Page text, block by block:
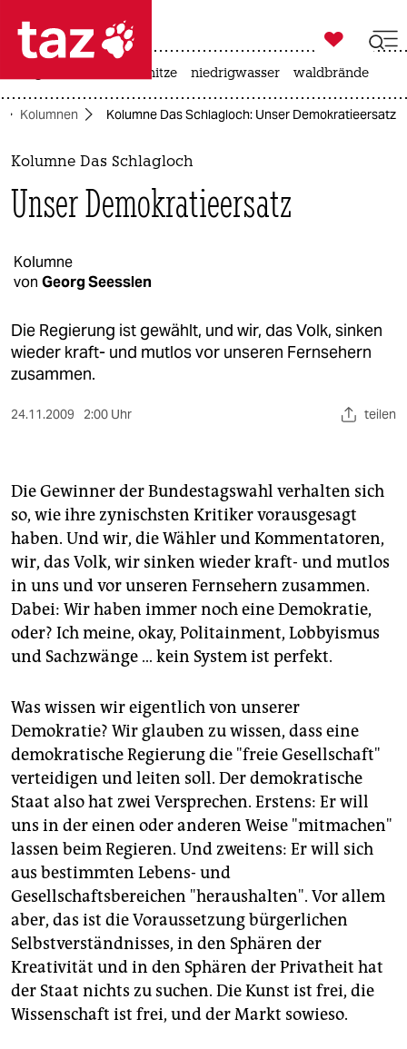
 taz zahl ich
taz zahl ich
themen
politik
gesellschaft
kultur
sport
berlin
wahrheit
verlag
verlag
veranstaltungen
shop
unterstützen
abo
genossenschaft
epaper login

taz zahl ich
hitze niedrigwasser waldbrände
Kolumnen Kolumne Das Schlagloch: Unser Demokratieersatz
Kolumne Das Schlagloch
Unser Demokratieersatz
Kolumne
von Georg Seesslen
Die Regierung ist gewählt, und wir, das Volk, sinken
wieder kraft- und mutlos vor unseren Fernsehern
zusammen.
24.11.2009 2:00 Uhr teilen
Die Gewinner der Bundestagswahl verhalten sich
so, wie ihre zynischsten Kritiker vorausgesagt
haben. Und wir, die Wähler und Kommentatoren,
wir, das Volk, wir sinken wieder kraft- und mutlos
in uns und vor unseren Fernsehern zusammen.
Dabei: Wir haben immer noch eine Demokratie,
oder? Ich meine, okay, Politainment, Lobbyismus
und Sachzwänge … kein System ist perfekt.
Was wissen wir eigentlich von unserer
Demokratie? Wir glauben zu wissen, dass eine
demokratische Regierung die "freie Gesellschaft"
verteidigen und leiten soll. Der demokratische
Staat also hat zwei Versprechen. Erstens: Er will
uns in der einen oder anderen Weise "mitmachen"
lassen beim Regieren. Und zweitens: Er will sich
aus bestimmten Lebens- und
Gesellschaftsbereichen "heraushalten". Vor allem
aber, das ist die Voraussetzung bürgerlichen
Selbstverständnisses, in den Sphären der
Kreativität und in den Sphären der Privatheit hat
der Staat nichts zu suchen. Die Kunst ist frei, die
Wissenschaft ist frei, und der Markt sowieso.